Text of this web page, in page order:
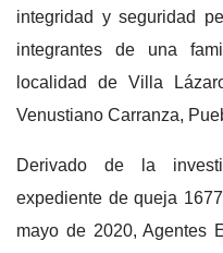
integridad y seguridad
integrantes de una
localidad de Villa
Venustiano Carranza,
Derivado de la
expediente de queja
mayo de 2020, Agentes